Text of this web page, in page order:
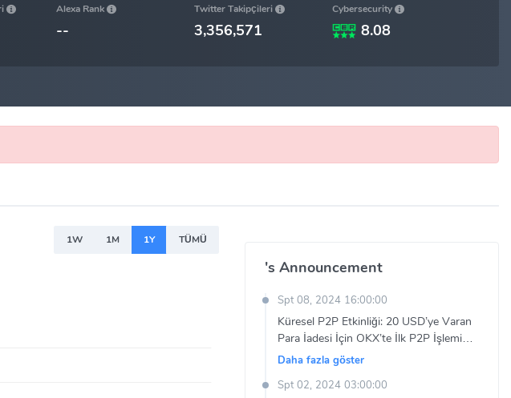
Alexa Rank
--
Twitter Takipçileri
3,356,571
Cybersecurity
8.08
1W 1M 1Y TÜMÜ
's Announcement
Spt 08, 2024 16:00:00
Küresel P2P Etkinliği: 20 USD’ye Varan
Para İadesi İçin OKX’te İlk P2P İşleminizi
Yapın
Daha fazla göster
Spt 02, 2024 03:00:00